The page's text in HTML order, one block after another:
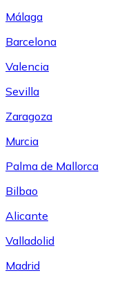
Málaga
Barcelona
Valencia
Sevilla
Zaragoza
Murcia
Palma de Mallorca
Bilbao
Alicante
Valladolid
Madrid